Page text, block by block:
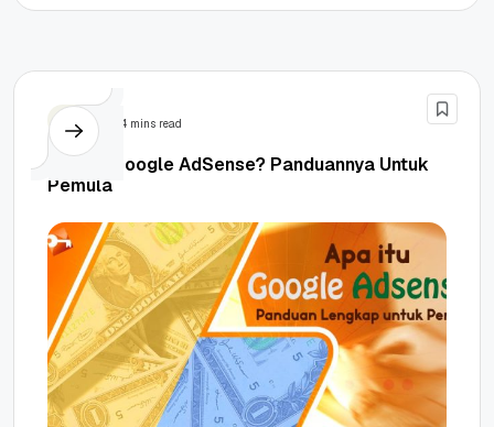
persetujuan pendaftaran...
4 mins read
Apa Itu Google AdSense? Panduannya Untuk
Pemula